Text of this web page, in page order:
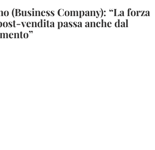
(Business Company): “La forza
vendita passa anche dal